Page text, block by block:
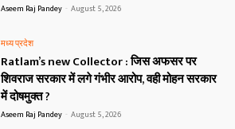
Aseem Raj Pandey - August 5, 2026
मध्य प्रदेश
Ratlam’s new Collector : जिस अफसर पर
शिवराज सरकार में लगे गंभीर आरोप, वही मोहन सरकार
में दोषमुक्त ?
Aseem Raj Pandey - August 5, 2026